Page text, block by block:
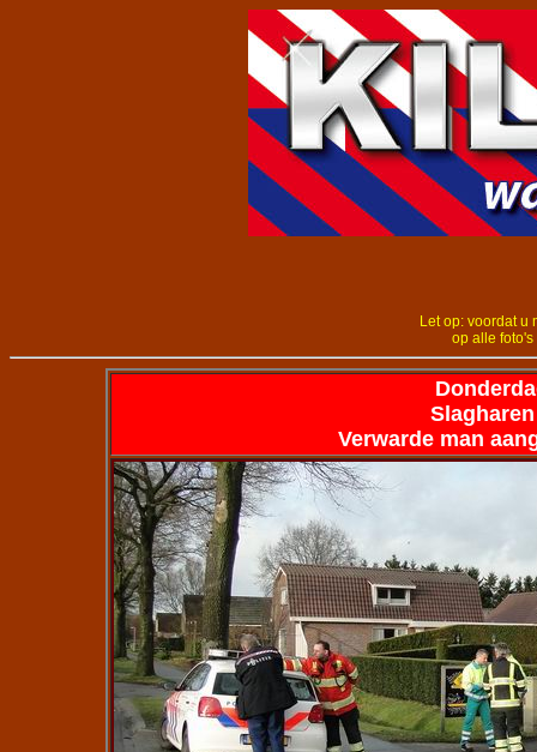
Let op: voordat u
op alle foto's
Verwarde man